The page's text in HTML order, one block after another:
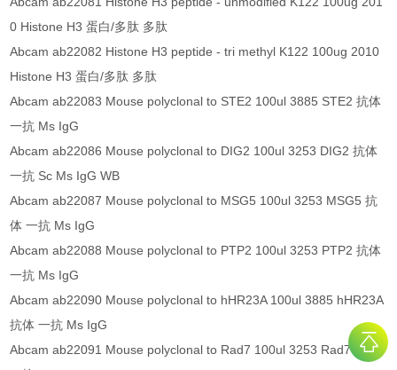
0 Histone H3 蛋白/多肽 多肽
Abcam ab22082 Histone H3 peptide - tri methyl K122 100ug 2010
Histone H3 蛋白/多肽 多肽
Abcam ab22083 Mouse polyclonal to STE2 100ul 3885 STE2 抗体
一抗 Ms IgG
Abcam ab22086 Mouse polyclonal to DIG2 100ul 3253 DIG2 抗体
一抗 Sc Ms IgG WB
Abcam ab22087 Mouse polyclonal to MSG5 100ul 3253 MSG5 抗
体 一抗 Ms IgG
Abcam ab22088 Mouse polyclonal to PTP2 100ul 3253 PTP2 抗体
一抗 Ms IgG
Abcam ab22090 Mouse polyclonal to hHR23A 100ul 3885 hHR23A
抗体 一抗 Ms IgG
Abcam ab22091 Mouse polyclonal to Rad7 100ul 3253 Rad7 抗体